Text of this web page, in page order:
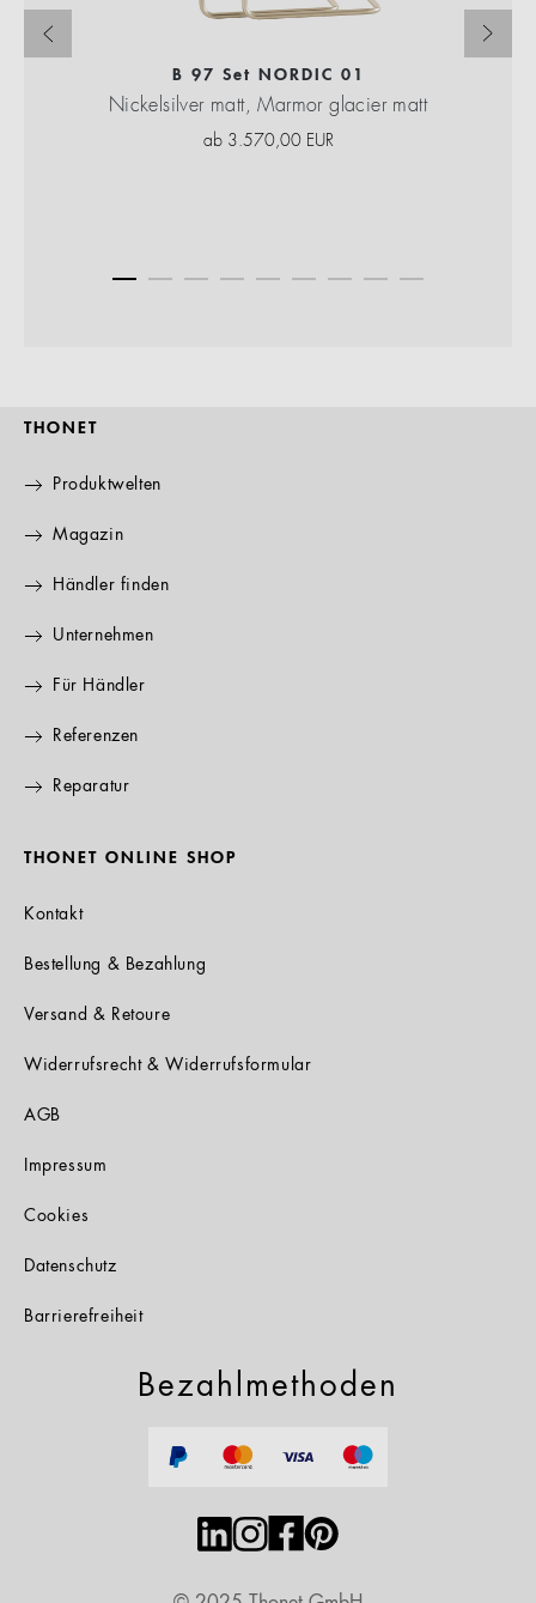
B 97 Set NORDIC 01
Nickelsilver matt, Marmor glacier matt
ab 3.570,00 EUR
THONET
Produktwelten
Magazin
Händler finden
Unternehmen
Für Händler
Referenzen
Reparatur
THONET ONLINE SHOP
Kontakt
Bestellung & Bezahlung
Versand & Retoure
Widerrufsrecht & Widerrufsformular
AGB
Impressum
Cookies
Datenschutz
Barrierefreiheit
Bezahlmethoden